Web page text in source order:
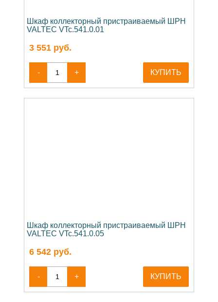
Шкаф коллекторный пристраиваемый ШРН
VALTEC VTc.541.0.01
3 551 руб.
- + КУПИТЬ
Шкаф коллекторный пристраиваемый ШРН
VALTEC VTc.541.0.05
6 542 руб.
- + КУПИТЬ